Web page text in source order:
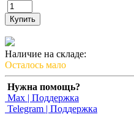
Купить
Наличие на складе:
Осталось мало
Нужна помощь?
Max | Поддержка
Telegram | Поддержка